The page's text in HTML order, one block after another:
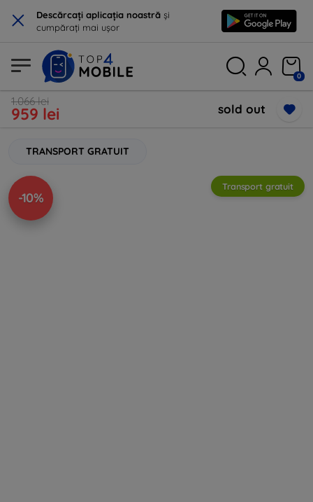
× Descărcați aplicația noastră și
cumpărați mai ușor
0
1.066 lei
959 lei sold out
TRANSPORT GRATUIT
-10%
Transport gratuit